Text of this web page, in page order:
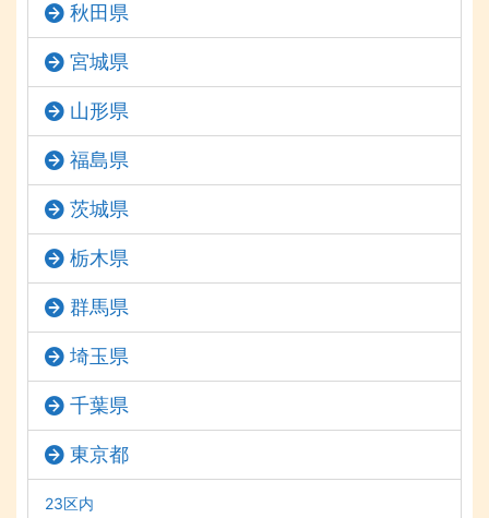
秋田県
宮城県
山形県
福島県
茨城県
栃木県
群馬県
埼玉県
千葉県
東京都
23区内